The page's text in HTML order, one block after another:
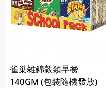
雀巢雜錦穀類早餐
140GM (包裝隨機發放)